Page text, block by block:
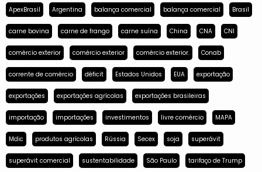
ApexBrasil Argentina balança comercial balança comercial Brasil
carne bovina carne de frango carne suína China CNA CNI
comércio exterior comércio exterior comércio exterior. Conab
corrente de comércio déficit Estados Unidos EUA exportação
exportações exportações agrícolas exportações brasileiras
importação importações investimentos livre comércio MAPA
Mdic produtos agrícolas Rússia Secex soja superávit
superávit comercial sustentabilidade São Paulo tarifaço de Trump